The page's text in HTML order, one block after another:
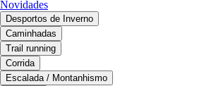
Novidades
Desportos de Inverno
Caminhadas
Trail running
Corrida
Escalada / Montanhismo